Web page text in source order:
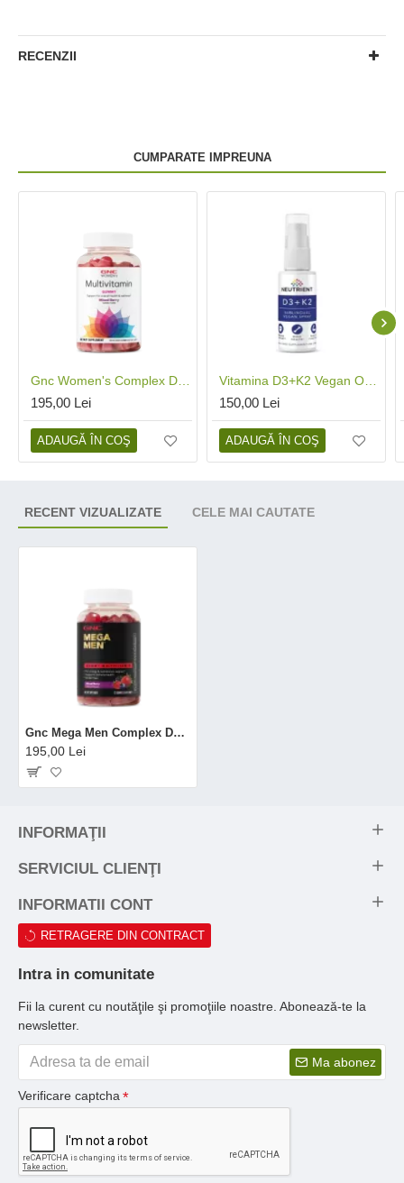
RECENZII
CUMPARATE IMPREUNA
195,00 Lei
ADAUGĂ ÎN COŞ
150,00 Lei
ADAUGĂ ÎN COŞ
RECENT VIZUALIZATE CELE MAI CAUTATE
Gnc Mega Men Complex De Multivitamine Pentru Barbati Cu Aroma De Fructe De Padure, 120 Jeleuri
195,00 Lei
INFORMAŢII
SERVICIUL CLIENŢI
INFORMATII CONT
RETRAGERE DIN CONTRACT
Intra in comunitate
Fii la curent cu noutăţile şi promoţiile noastre. Abonează-te la
newsletter.
Ma abonez
Verificare captcha